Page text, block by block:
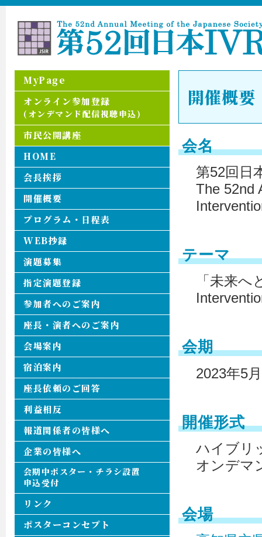
MyPage
オンライン参加登録
(オンデマンド配信視聴申込)
市民公開講座
HOME
会長挨拶
開催概要
プログラム・日程表
WEB抄録
演題募集
指定演題登録
参加者へのご案内
座長・演者へのご案内
会場案内
宿泊案内
座長依頼のご回答
利益相反
報道関係者の皆様へ
企業の皆様へ
会期中ポスター・チラシ設置
申込受付
リンク
ポスターコンセプト
開催概要
会名
第52回日
The 52nd
テーマ
「未来
会期
2023年5
開催形式
ハイブリ
オンデマ
会場